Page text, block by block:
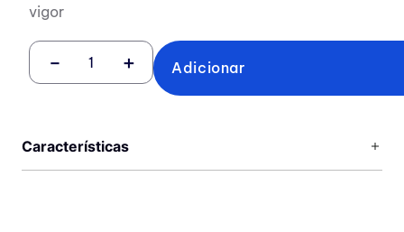
vigor
＋
－ Adicionar
Características